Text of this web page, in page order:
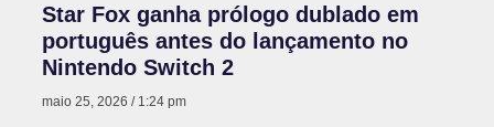
Star Fox ganha prólogo dublado em
português antes do lançamento no
Nintendo Switch 2
maio 25, 2026 1:24 pm